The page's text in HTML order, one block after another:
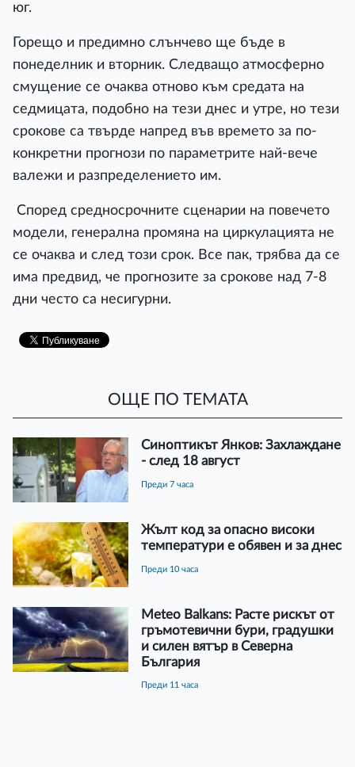
юг.
Горещо и предимно слънчево ще бъде в
понеделник и вторник. Следващо атмосферно
смущение се очаква отново към средата на
седмицата, подобно на тези днес и утре, но тези
срокове са твърде напред във времето за по-
конкретни прогнози по параметрите най-вече
валежи и разпределението им.
Според средносрочните сценарии на повечето
модели, генерална промяна на циркулацията не
се очаква и след този срок. Все пак, трябва да се
има предвид, че прогнозите за срокове над 7-8
дни често са несигурни.
ОЩЕ ПО ТЕМАТА
Синоптикът Янков: Захлаждане
- след 18 август
преди 7 часа
Жълт код за опасно високи
температури е обявен и за днес
преди 10 часа
Meteo Balkans: Расте рискът от
гръмотевични бури, градушки
и силен вятър в Северна
България
преди 11 часа